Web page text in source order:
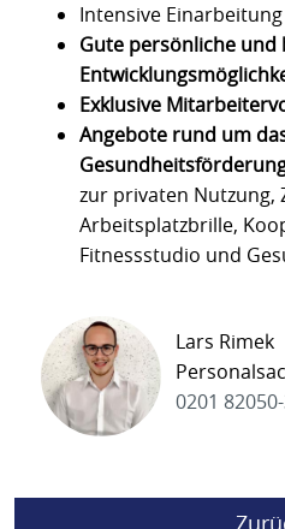
Intensive Einarbeitung
Gute persönliche und
Exklusive
Angebote rund um
zur privaten Nutzung,
Arbeitsplatzbrille,
Fitnessstudio und
Lars Rimek
0201